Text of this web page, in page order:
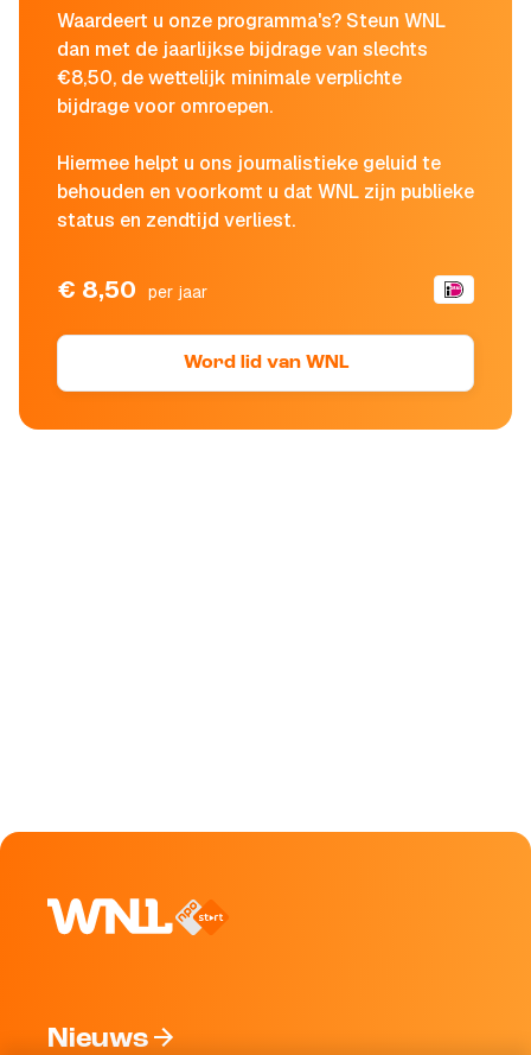
Waardeert u onze programma's? Steun WNL
dan met de jaarlijkse bijdrage van slechts
€8,50, de wettelijk minimale verplichte
bijdrage voor omroepen.
Hiermee helpt u ons journalistieke geluid te
behouden en voorkomt u dat WNL zijn publieke
status en zendtijd verliest.
€ 8,50 per jaar
Word lid van WNL
Nieuws